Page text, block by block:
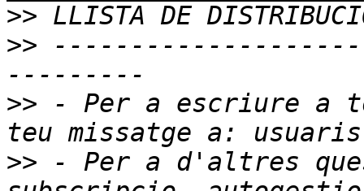
>>
>>
>> - Per a escriure a
>> - Per a d'altres